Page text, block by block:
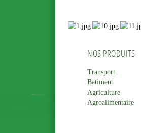
NOS PRODUITS
Transport
Batiment
Agriculture
Agroalimentaire